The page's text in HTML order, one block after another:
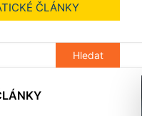
ČLÁNKY